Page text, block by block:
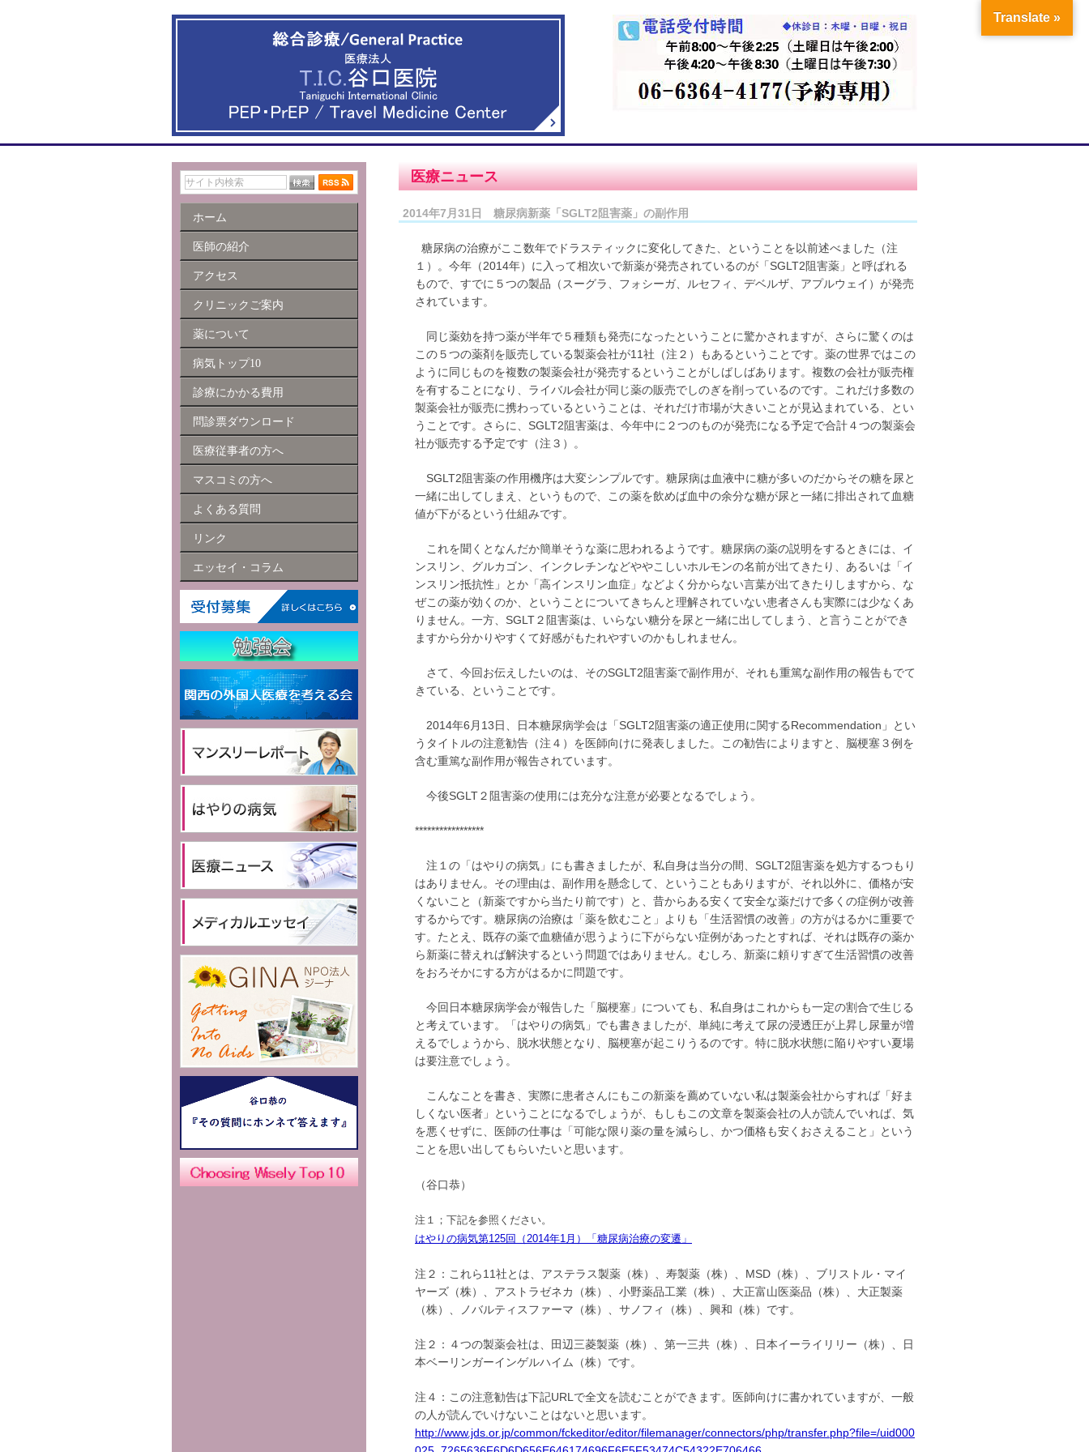
医療ニュース
2014年7月31日 糖尿病新薬「SGLT2阻害薬」の副作用
糖尿病の治療がここ数年でドラスティックに変化してきた、ということを以前述べました（注
１）。今年（2014年）に入って相次いで新薬が発売されているのが「SGLT2阻害薬」と呼ばれる
もので、すでに５つの製品（スーグラ、フォシーガ、ルセフィ、デベルザ、アプルウェイ）が発売
されています。
同じ薬効を持つ薬が半年で５種類も発売になったということに驚かされますが、さらに驚くのは
この５つの薬剤を販売している製薬会社が11社（注２）もあるということです。薬の世界ではこの
ように同じものを複数の製薬会社が発売するということがしばしばあります。複数の会社が販売権
を有することになり、ライバル会社が同じ薬の販売でしのぎを削っているのです。これだけ多数の
製薬会社が販売に携わっているということは、それだけ市場が大きいことが見込まれている、とい
うことです。さらに、SGLT2阻害薬は、今年中に２つのものが発売になる予定で合計４つの製薬会
社が販売する予定です（注３）。
SGLT2阻害薬の作用機序は大変シンプルです。糖尿病は血液中に糖が多いのだからその糖を尿と
一緒に出してしまえ、というもので、この薬を飲めば血中の余分な糖が尿と一緒に排出されて血糖
値が下がるという仕組みです。
これを聞くとなんだか簡単そうな薬に思われるようです。糖尿病の薬の説明をするときには、イ
ンスリン、グルカゴン、インクレチンなどややこしいホルモンの名前が出てきたり、あるいは「イ
ンスリン抵抗性」とか「高インスリン血症」などよく分からない言葉が出てきたりしますから、な
ぜこの薬が効くのか、ということについてきちんと理解されていない患者さんも実際には少なくあ
りません。一方、SGLT２阻害薬は、いらない糖分を尿と一緒に出してしまう、と言うことができ
ますから分かりやすくて好感がもたれやすいのかもしれません。
さて、今回お伝えしたいのは、そのSGLT2阻害薬で副作用が、それも重篤な副作用の報告もでて
きている、ということです。
2014年6月13日、日本糖尿病学会は「SGLT2阻害薬の適正使用に関するRecommendation」とい
うタイトルの注意勧告（注４）を医師向けに発表しました。この勧告によりますと、脳梗塞３例を
含む重篤な副作用が報告されています。
今後SGLT２阻害薬の使用には充分な注意が必要となるでしょう。
*****************
注１の「はやりの病気」にも書きましたが、私自身は当分の間、SGLT2阻害薬を処方するつもり
はありません。その理由は、副作用を懸念して、ということもありますが、それ以外に、価格が安
くないこと（新薬ですから当たり前です）と、昔からある安くて安全な薬だけで多くの症例が改善
するからです。糖尿病の治療は「薬を飲むこと」よりも「生活習慣の改善」の方がはるかに重要で
す。たとえ、既存の薬で血糖値が思うように下がらない症例があったとすれば、それは既存の薬か
ら新薬に替えれば解決するという問題ではありません。むしろ、新薬に頼りすぎて生活習慣の改善
をおろそかにする方がはるかに問題です。
今回日本糖尿病学会が報告した「脳梗塞」についても、私自身はこれからも一定の割合で生じる
と考えています。「はやりの病気」でも書きましたが、単純に考えて尿の浸透圧が上昇し尿量が増
えるでしょうから、脱水状態となり、脳梗塞が起こりうるのです。特に脱水状態に陥りやすい夏場
は要注意でしょう。
こんなことを書き、実際に患者さんにもこの新薬を薦めていない私は製薬会社からすれば「好ま
しくない医者」ということになるでしょうが、もしもこの文章を製薬会社の人が読んでいれば、気
を悪くせずに、医師の仕事は「可能な限り薬の量を減らし、かつ価格も安くおさえること」という
ことを思い出してもらいたいと思います。
（谷口恭）
注１；下記を参照ください。
はやりの病気第125回（2014年1月）「糖尿病治療の変遷」
注２：これら11社とは、アステラス製薬（株）、寿製薬（株）、MSD（株）、ブリストル・マイ
ヤーズ（株）、アストラゼネカ（株）、小野薬品工業（株）、大正富山医薬品（株）、大正製薬
（株）、ノバルティスファーマ（株）、サノフィ（株）、興和（株）です。
注２：４つの製薬会社は、田辺三菱製薬（株）、第一三共（株）、日本イーライリリー（株）、日
本ベーリンガーインゲルハイム（株）です。
注４：この注意勧告は下記URLで全文を読むことができます。医師向けに書かれていますが、一般
の人が読んでいけないことはないと思います。
http://www.jds.or.jp/common/fckeditor/editor/filemanager/connectors/php/transfer.php?file=/uid000
ホーム
医師の紹介
アクセス
クリニックご案内
薬について
病気トップ10
診療にかかる費用
問診票ダウンロード
医療従事者の方へ
マスコミの方へ
よくある質問
リンク
エッセイ・コラム
Translate »